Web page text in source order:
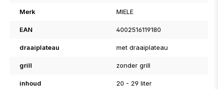
Merk MIELE
EAN 4002516119180
draaiplateau met draaiplateau
grill zonder grill
inhoud 20 - 29 liter